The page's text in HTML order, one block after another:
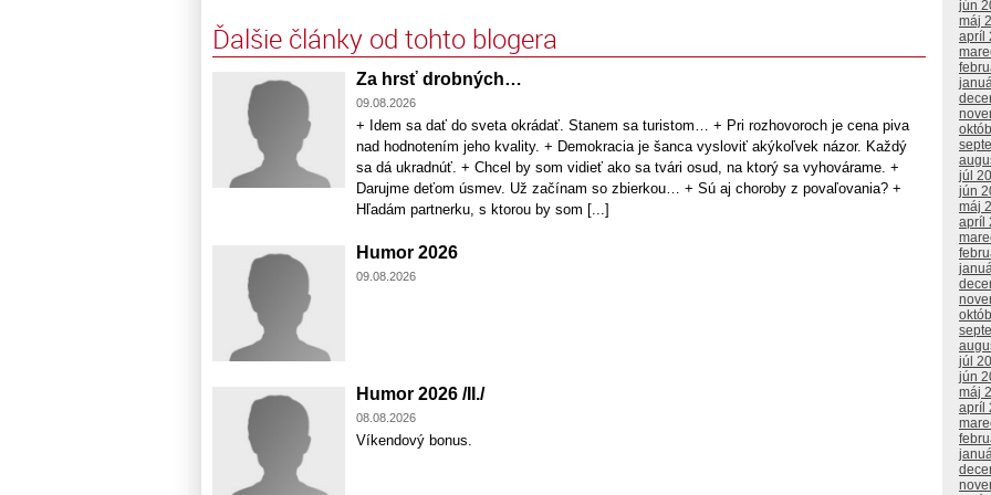
Ďalšie články od tohto blogera
Za hrsť drobných…
09.08.2026
+ Idem sa dať do sveta okrádať. Stanem sa turistom… + Pri rozhovoroch je cena piva
nad hodnotením jeho kvality. + Demokracia je šanca vysloviť akýkoľvek názor. Každý
sa dá ukradnúť. + Chcel by som vidieť ako sa tvári osud, na ktorý sa vyhovárame. +
Darujme deťom úsmev. Už začínam so zbierkou… + Sú aj choroby z povaľovania? +
Hľadám partnerku, s ktorou by som [...]
Humor 2026
09.08.2026
Humor 2026 /II./
08.08.2026
Víkendový bonus.
jún
máj
apríl
júl
jún
máj
apríl
júl
jún
máj
apríl